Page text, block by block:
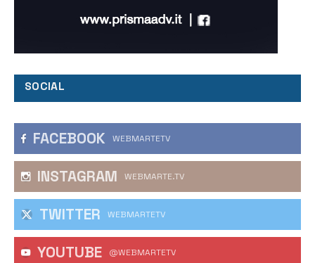
SOCIAL
FACEBOOK WEBMARTETV
INSTAGRAM WEBMARTE.TV
TWITTER WEBMARTETV
YOUTUBE @WEBMARTETV